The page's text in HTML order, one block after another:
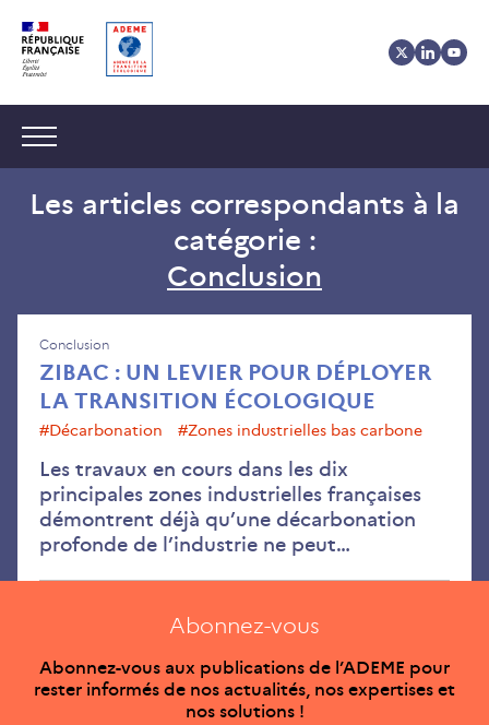
au
contenu
au
menu
des
cookies
Navigation :
Les articles correspondants à la
catégorie :
Conclusion
ZIBAC : UN LEVIER POUR DÉPLOYER
LA TRANSITION ÉCOLOGIQUE
Conclusion
#décarbonation #Zones industrielles bas carbone
Les travaux en cours dans les dix
principales zones industrielles françaises
démontrent déjà qu’une décarbonation
profonde de l’industrie ne peut…
Abonnez-vous
Abonnez-vous aux publications de l’ADEME pour
rester informés de nos actualités, nos expertises et
nos solutions !